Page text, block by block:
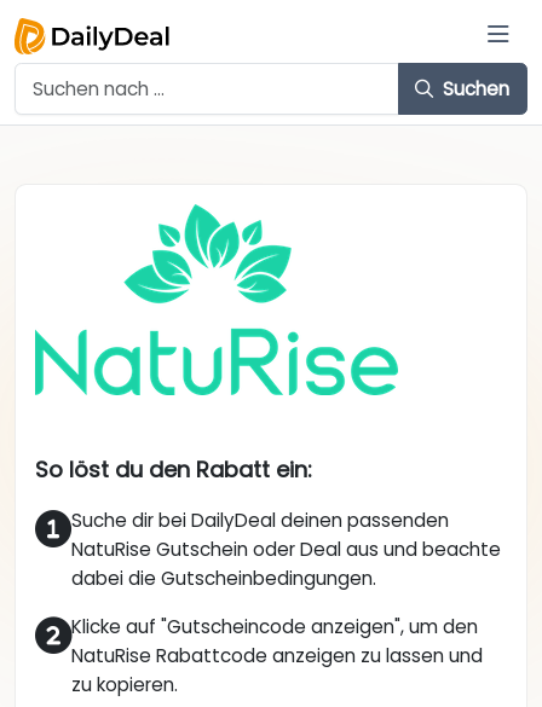
Suchen
So löst du den Rabatt ein:
Suche dir bei DailyDeal deinen passenden
NatuRise Gutschein oder Deal aus und beachte
dabei die Gutscheinbedingungen.
Klicke auf "Gutscheincode anzeigen", um den
NatuRise Rabattcode anzeigen zu lassen und
zu kopieren.